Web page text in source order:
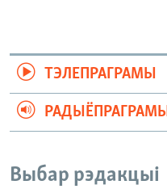
ТЭЛЕПРАГРАМЫ
РАДЫЁПРАГРАМЫ
Выбар рэдакцыі